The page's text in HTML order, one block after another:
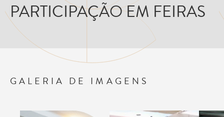
PARTICIPAÇÃO EM FEIRAS
GALERIA DE IMAGENS